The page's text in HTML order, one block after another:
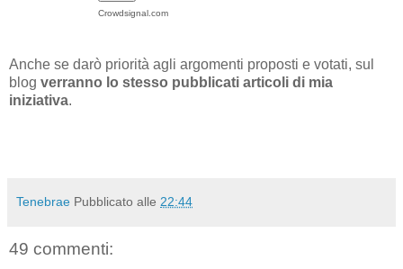
Crowdsignal.com
Anche se darò priorità agli argomenti proposti e votati, sul
blog verranno lo stesso pubblicati articoli di mia
iniziativa.
Tenebrae Pubblicato alle 22:44
49 commenti: